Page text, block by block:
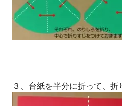
３、台紙を半分に折って、折